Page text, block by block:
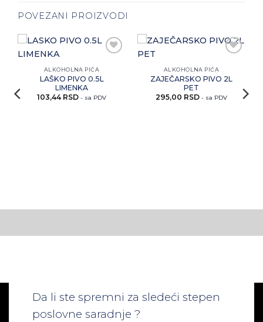
POVEZANI PROIZVODI
artikal
ALKOHOLNA PIĆA
LAŠKO PIVO 0.5L
LIMENKA
103,44 RSD - sa PDV
artikal
ALKOHOLNA PIĆA
ZAJEČARSKO PIVO 2L
PET
295,00 RSD - sa PDV
Da li ste spremni za sledeći stepen
poslovne saradnje ?